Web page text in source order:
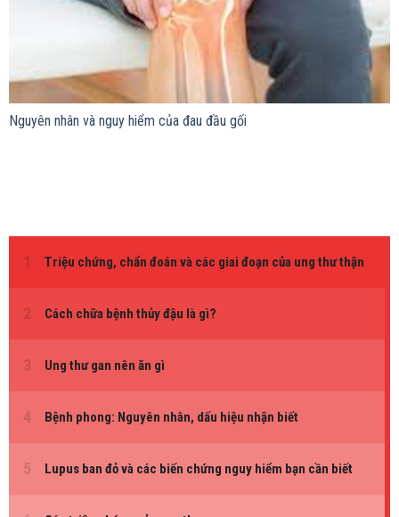
Nguyên nhân và nguy hiểm của đau đầu gối